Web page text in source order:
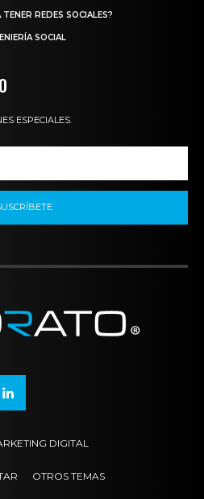
REDES SOCIALES?
SOCIAL
ESPECIALES.
DIGITAL
OTROS TEMAS